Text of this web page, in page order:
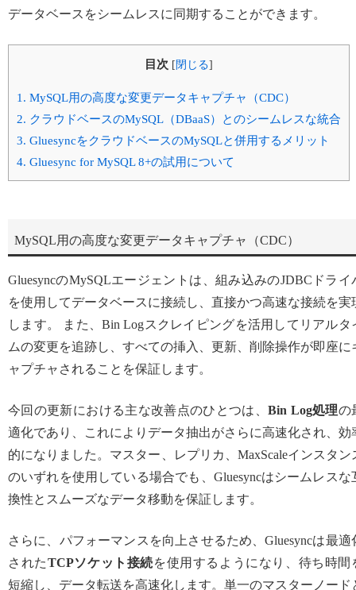
データベースをシームレスに同期することができます。
目次 [閉じる]
1. MySQL用の高度な変更データキャプチャ（CDC）
2. クラウドベースのMySQL（DBaaS）とのシームレスな統合
3. GluesyncをクラウドベースのMySQLと併用するメリット
4. Gluesync for MySQL 8+の試用について
MySQL用の高度な変更データキャプチャ（CDC）
GluesyncのMySQLエージェントは、組み込みのJDBCドライ
を使用してデータベースに接続し、直接かつ高速な接続を実
します。 また、Bin Logスクレイピングを活用してリアルタ
ムの変更を追跡し、すべての挿入、更新、削除操作が即座に
ャプチャされることを保証します。
今回の更新における主な改善点のひとつは、Bin Log処理の
適化であり、これによりデータ抽出がさらに高速化され、効
的になりました。マスター、レプリカ、MaxScaleインスタン
のいずれを使用している場合でも、Gluesyncはシームレスな
換性とスムーズなデータ移動を保証します。
さらに、パフォーマンスを向上させるため、Gluesyncは最適
されたTCPソケット接続を使用するようになり、待ち時間
短縮し、データ転送を高速化します。単一のマスターノード